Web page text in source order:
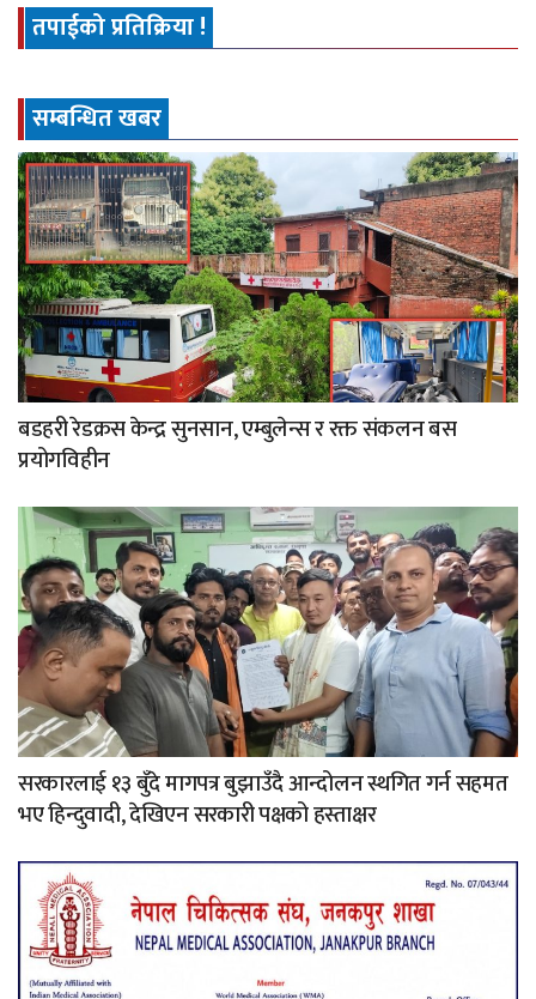
तपाईको प्रतिक्रिया !
सम्बन्धित खबर
बडहरी रेडक्रस केन्द्र सुनसान, एम्बुलेन्स र रक्त संकलन बस
प्रयोगविहीन
सरकारलाई १३ बुँदे मागपत्र बुझाउँदै आन्दोलन स्थगित गर्न सहमत
भए हिन्दुवादी, देखिएन सरकारी पक्षको हस्ताक्षर